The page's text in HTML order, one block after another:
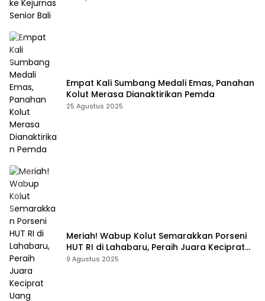
Empat Kali Sumbang Medali Emas, Panahan
Kolut Merasa Dianaktirikan Pemda
25 Agustus 2025
Meriah! Wabup Kolut Semarakkan Porseni
HUT RI di Lahabaru, Peraih Juara Keciprat
Uang Pembinaan
9 Agustus 2025